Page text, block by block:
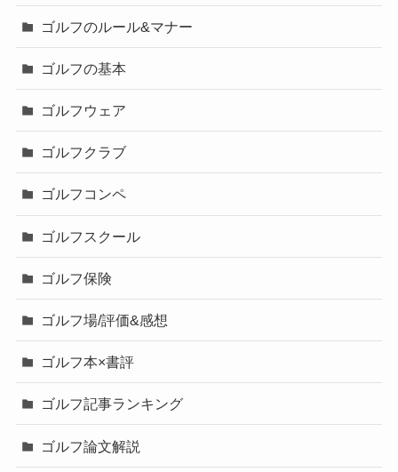
ゴルフのルール&マナー
ゴルフの基本
ゴルフウェア
ゴルフクラブ
ゴルフコンペ
ゴルフスクール
ゴルフ保険
ゴルフ場/評価&感想
ゴルフ本×書評
ゴルフ記事ランキング
ゴルフ論文解説